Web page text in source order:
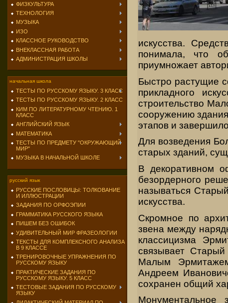
ФИЗКУЛЬТУРА
ТЕХНОЛОГИЯ
МУЗЫКА
ИЗО
КЛАССНОЕ РУКОВОДСТВО
ВНЕКЛАССНАЯ РАБОТА
АДМИНИСТРАЦИЯ ШКОЛЫ
начальная школа
ТЕСТЫ ПО РУССКОМУ ЯЗЫКУ. 3 КЛАСС
ТЕСТЫ ПО РУССКОМУ ЯЗЫКУ. 2 КЛАСС
КИМ ПО ЛИТЕРАТУРНОМУ ЧТЕНИЮ. 1
КЛАСС
АНГЛИЙСКИЙ ЯЗЫК
МАТЕМАТИКА
ТЕСТЫ ПО ПРЕДМЕТУ "ОКРУЖАЮЩИЙ
МИР"
МУЗЫКА В НАЧАЛЬНОЙ ШКОЛЕ
русский язык
РУССКИЕ ПОСЛОВИЦЫ: ТОЛКОВАНИЕ
И ИЛЛЮСТРАЦИИ
ЗАДАНИЯ ПО ОРФОЭПИИ
ГРАММАТИКА РУССКОГО ЯЗЫКА
ПИШЕМ БЕЗ ОШИБОК
УДИВИТЕЛЬНЫЙ МИР ФРАЗЕОЛОГИИ
ТЕКСТЫ ДЛЯ КОМПЛЕКСНОГО АНАЛИЗА
В 9 КЛАССЕ
ТРЕНИРОВОЧНЫЕ УПРАЖНЕНИЯ ПО
РУССКОМУ ЯЗЫКУ
ПРАКТИЧЕСКИЕ ЗАДАНИЯ ПО
РУССКОМУ ЯЗЫКУ. 5 КЛАСС
ТЕСТОВЫЕ ЗАДАНИЯ ПО РУССКОМУ
ЯЗЫКУ
искусства.
понимала, что
приумножает
Быстро растущие
прикладного
строительство
сооружению
этапов и
Для возведения
старых зданий,
В декоративном
безордерного
называться
искусства.
Скромное по
звена между
классицизма
связывает
Малым
Андреем
сохранен общий
Монументальное